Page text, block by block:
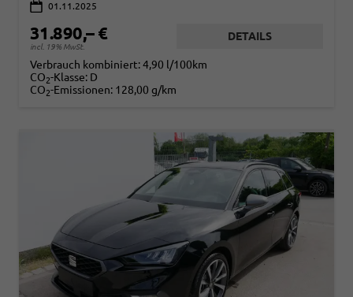
01.11.2025
31.890,– €
incl. 19% MwSt.
DETAILS
Verbrauch kombiniert:4,90 l/100km
CO2-Klasse: D
CO2-Emissionen: 128,00 g/km